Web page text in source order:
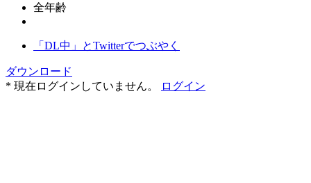
全年齢
「DL中」とTwitterでつぶやく
ダウンロード
* 現在ログインしていません。
ログイン